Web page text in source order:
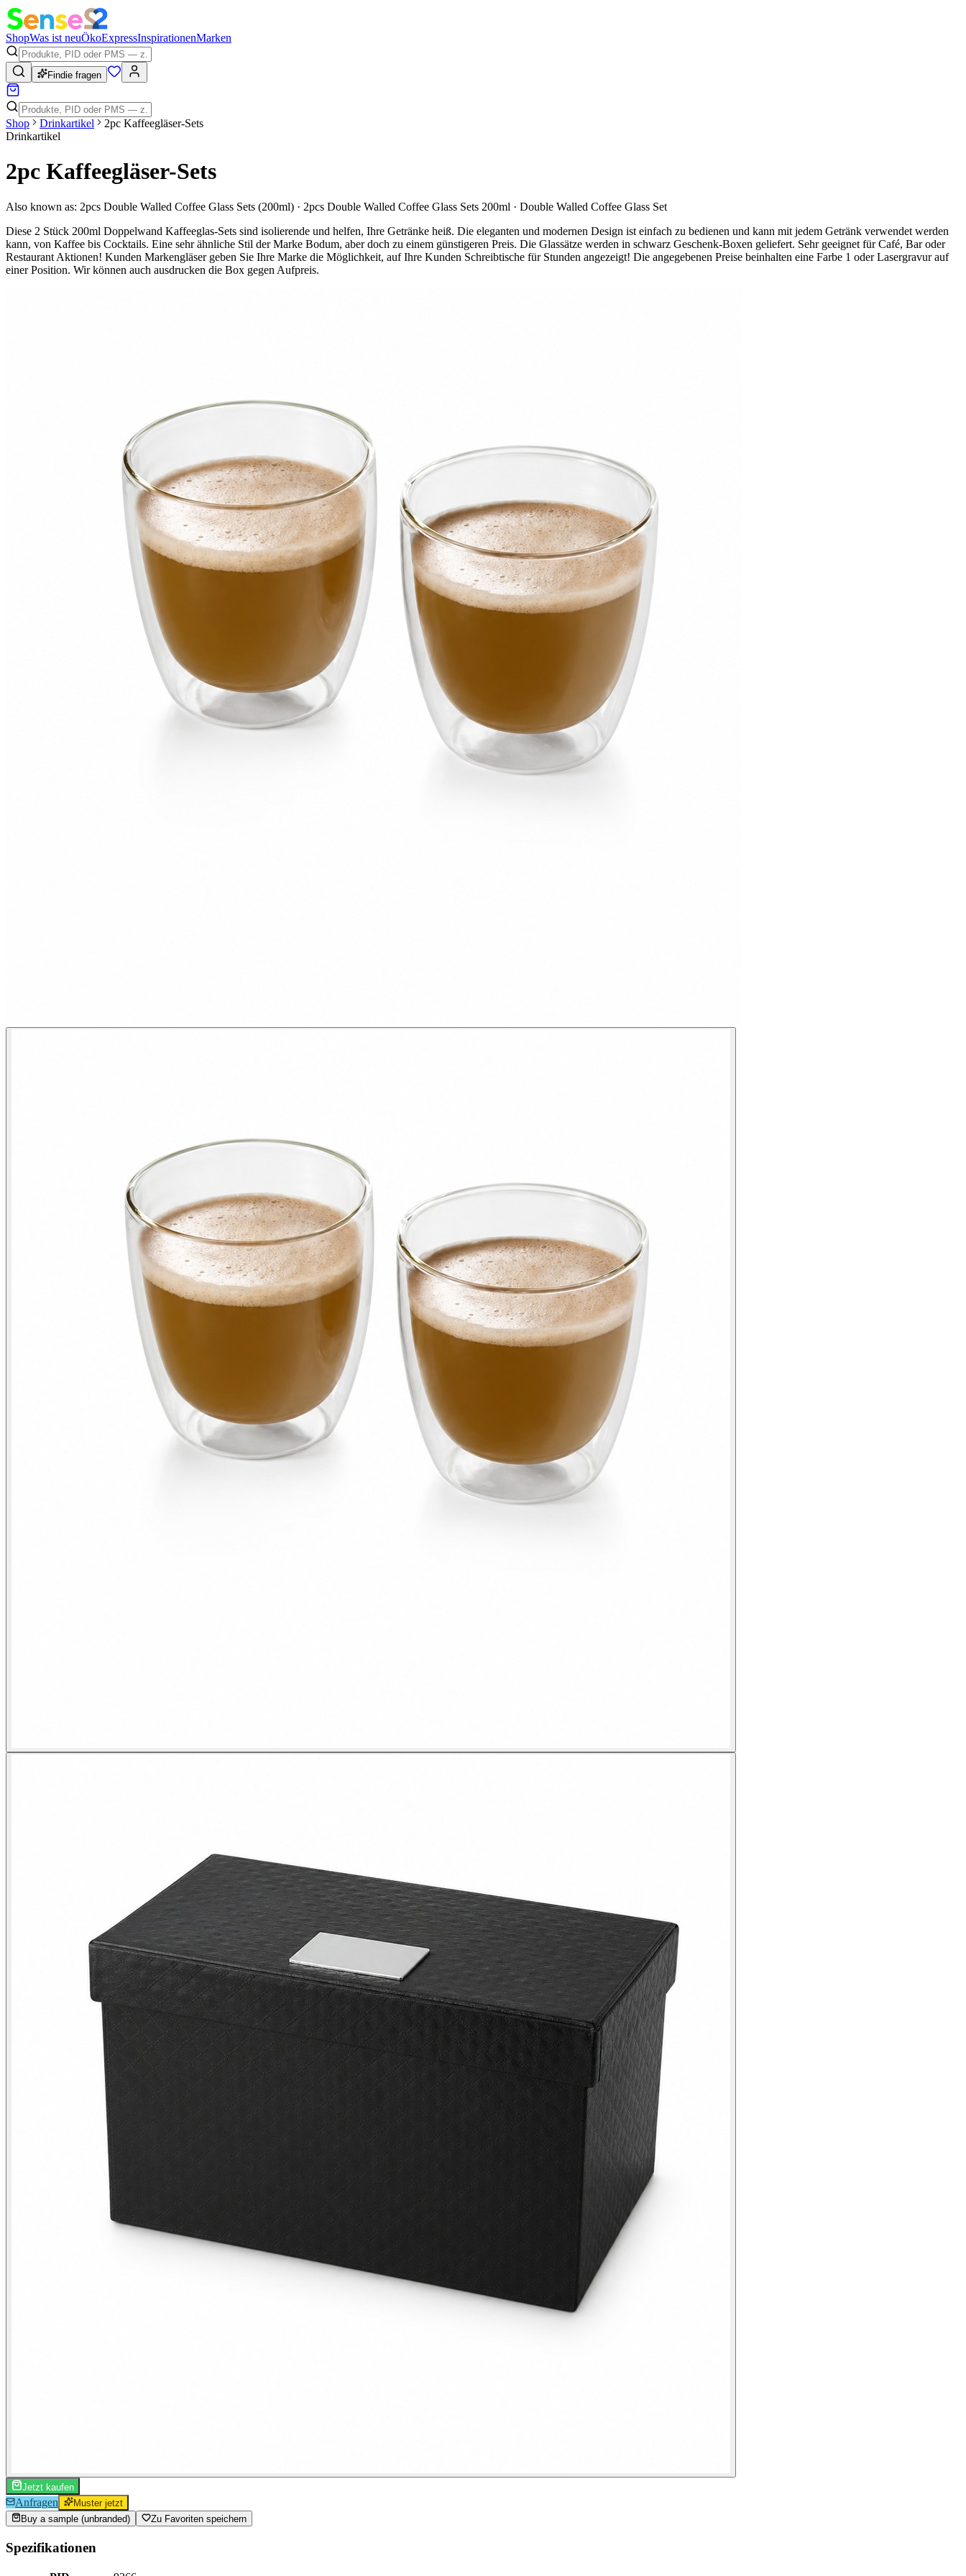
ShopWas ist neuÖkoExpressInspirationenMarken
Findie fragen
Shop Drinkartikel
2pc Kaffeegläser-Sets
Drinkartikel
2pc Kaffeegläser-Sets
Also known as: 2pcs Double Walled Coffee Glass Sets (200ml) · 2pcs Double Walled Coffee Glass Sets 200ml · Double Walled Coffee Glass Set
Diese 2 Stück 200ml Doppelwand Kaffeeglas-Sets sind isolierende und helfen, Ihre Getränke heiß. Die eleganten und modernen Design ist einfach zu bedienen und kann mit jedem Getränk verwendet werden
kann, von Kaffee bis Cocktails. Eine sehr ähnliche Stil der Marke Bodum, aber doch zu einem günstigeren Preis. Die Glassätze werden in schwarz Geschenk-Boxen geliefert. Sehr geeignet für Café, Bar oder
Restaurant Aktionen! Kunden Markengläser geben Sie Ihre Marke die Möglichkeit, auf Ihre Kunden Schreibtische für Stunden angezeigt! Die angegebenen Preise beinhalten eine Farbe 1 oder Lasergravur auf
einer Position. Wir können auch ausdrucken die Box gegen Aufpreis.
Jetzt kaufen
Anfragen
Muster jetzt
Buy a sample (unbranded)
Zu Favoriten speichern
Spezifikationen